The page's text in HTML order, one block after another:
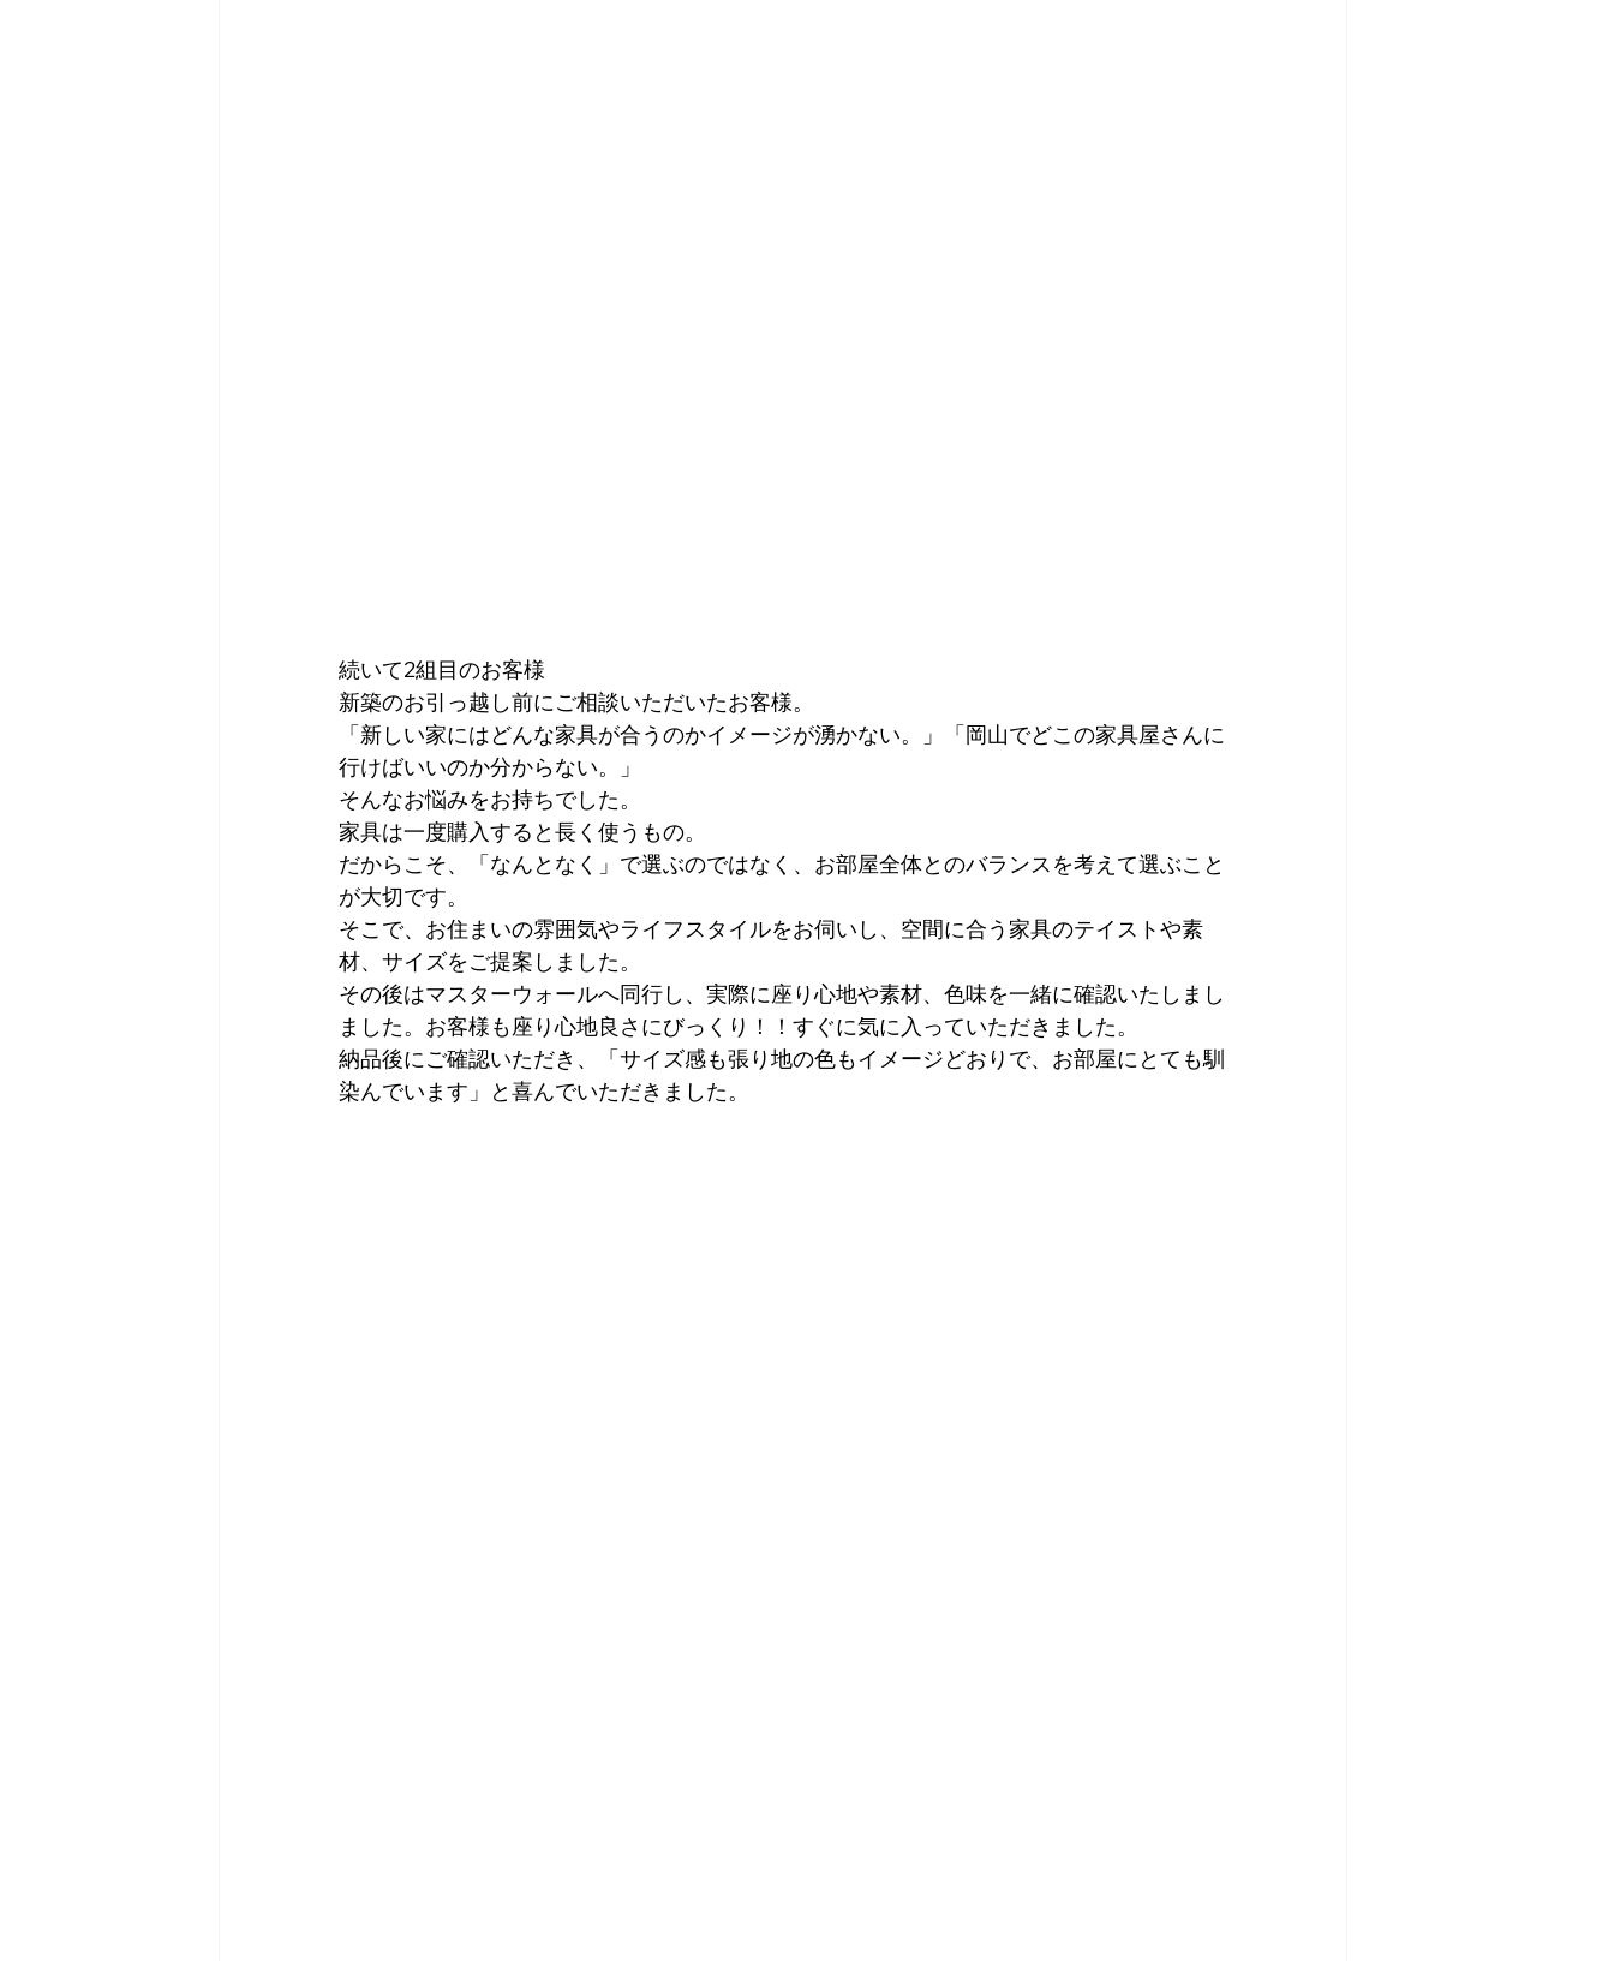
続いて2組目のお客様
新築のお引っ越し前にご相談いただいたお客様。
「新しい家にはどんな家具が合うのかイメージが湧かない。」「岡山でどこの家具屋さんに
行けばいいのか分からない。」
そんなお悩みをお持ちでした。
家具は一度購入すると長く使うもの。
だからこそ、「なんとなく」で選ぶのではなく、お部屋全体とのバランスを考えて選ぶこと
が大切です。
そこで、お住まいの雰囲気やライフスタイルをお伺いし、空間に合う家具のテイストや素
材、サイズをご提案しました。
その後はマスターウォールへ同行し、実際に座り心地や素材、色味を一緒に確認いたしまし
ました。お客様も座り心地良さにびっくり！！すぐに気に入っていただきました。
納品後にご確認いただき、「サイズ感も張り地の色もイメージどおりで、お部屋にとても馴
染んでいます」と喜んでいただきました。